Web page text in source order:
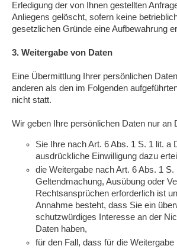
Erledigung der von Ihnen gestellten
Anliegens gelöscht, sofern keine
gesetzlichen Gründe eine Aufbewahrung
3. Weitergabe von Daten
Eine Übermittlung Ihrer persönlichen
anderen als den im Folgenden
nicht statt.
Wir geben Ihre persönlichen Daten nur an
Sie Ihre nach Art. 6 Abs. 1 S. 1 lit. a
ausdrückliche Einwilligung dazu
die Weitergabe nach Art. 6 Abs. 1
Geltendmachung, Ausübung oder
Rechtsansprüchen erforderlich ist
Annahme besteht, dass Sie ein
schutzwürdiges Interesse an der
Daten haben,
für den Fall, dass für die Weitergabe